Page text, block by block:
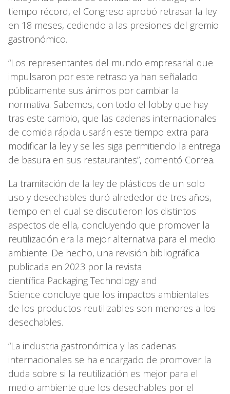
tiempo récord, el Congreso aprobó retrasar la ley
en 18 meses, cediendo a las presiones del gremio
gastronómico.
“Los representantes del mundo empresarial que
impulsaron por este retraso ya han señalado
públicamente sus ánimos por cambiar la
normativa. Sabemos, con todo el lobby que hay
tras este cambio, que las cadenas internacionales
de comida rápida usarán este tiempo extra para
modificar la ley y se les siga permitiendo la entrega
de basura en sus restaurantes”, comentó Correa.
La tramitación de la ley de plásticos de un solo
uso y desechables duró alrededor de tres años,
tiempo en el cual se discutieron los distintos
aspectos de ella, concluyendo que promover la
reutilización era la mejor alternativa para el medio
ambiente. De hecho, una revisión bibliográfica
publicada en 2023 por la revista
científica Packaging Technology and
Science concluye que los impactos ambientales
de los productos reutilizables son menores a los
desechables.
“La industria gastronómica y las cadenas
internacionales se ha encargado de promover la
duda sobre si la reutilización es mejor para el
medio ambiente que los desechables por el